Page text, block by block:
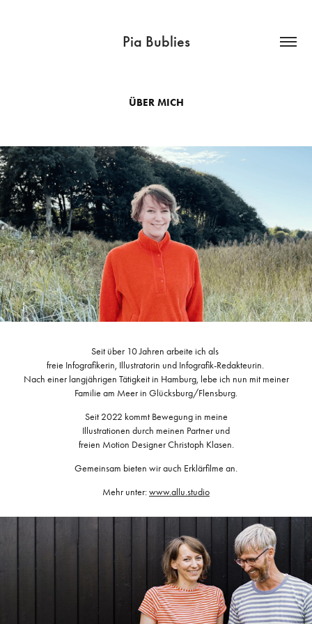
Pia Bublies
ÜBER MICH
Seit über 10 Jahren arbeite ich als
freie Infografikerin, Illustratorin und Infografik-Redakteurin.
Nach einer langjährigen Tätigkeit in Hamburg, lebe ich nun mit meiner
Familie am Meer in Glücksburg/Flensburg.
Seit 2022 kommt Bewegung in meine
Illustrationen durch meinen Partner und
freien Motion Designer Christoph Klasen.
Gemeinsam bieten wir auch Erklärfilme an.
Mehr unter:www.allu.studio